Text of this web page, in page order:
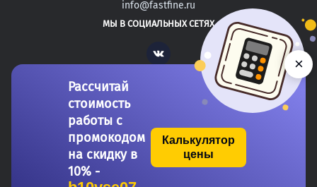
СЕВЕРСК
info@fastfine.ru
МЫ В СОЦИАЛЬНЫХ СЕТЯХ
Vk
Copyright 2011-2026 FastFine.ru
Рассчитай
стоимость
работы с
промокодом
на скидку в
10% -
Калькулятор
цены
×